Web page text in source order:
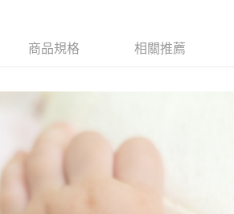
，台灣大哥大用戶可立即使用無須另外申請。
分期」，訂單成立後會自動跳轉到大哥付的交易
擇欲分期的期數、繳款截止日，確認付款後即完
及費用金額請依後續交易確認頁面所載為準。
前往確認交易或遇審核未通過，訂單將自動取
過狀況，表示未達大哥付你分期系統評分，恕無
】
商品之後才付款」的支付方式。 讓您購物簡單
不需綁卡、不需儲值。
簡訊認證，即可結帳。
務後，再付款。
商品規格 相關推薦